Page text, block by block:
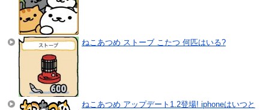
ねこあつめ ストーブ こたつ 何匹はいる?
ねこあつめ アップデート1.2登場! iphoneはいつと